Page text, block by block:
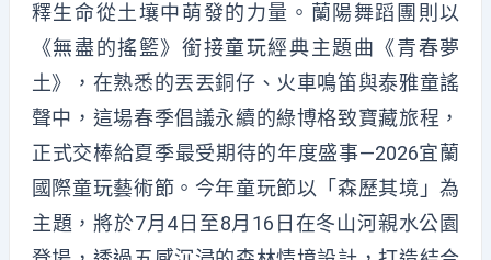
釋生命從土壤中萌發的力量。蘭陽舞蹈團則以
《無盡的搖籃》銜接童玩經典主題曲《青春夢
土》，在熟悉的丟丟銅仔、火車鳴笛與泰雅童謠
聲中，這場春季倡議永續的綠博格致寶藏旅程，
正式交棒給夏季最受期待的年度盛事—2026宜蘭
國際童玩藝術節。今年童玩節以「森歷其境」為
主題，將於7月4日至8月16日在冬山河親水公園